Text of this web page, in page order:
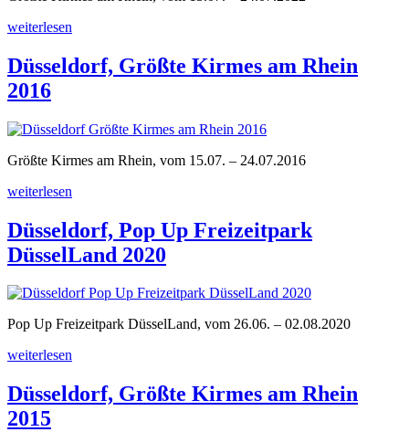
„Düsseldorf,
Kirmes
am
Rhein
weiterlesen
Düsseldorf, Größte Kirmes am Rhein
2016
Größte Kirmes am Rhein, vom 15.07. – 24.07.2016
„Düsseldorf,
Kirmes
am
Rhein
weiterlesen
Düsseldorf, Pop Up Freizeitpark
DüsselLand 2020
Pop Up Freizeitpark DüsselLand, vom 26.06. – 02.08.2020
„Düsseldorf,
Up
Freizeitpark
DüsselLand
weiterlesen
Düsseldorf, Größte Kirmes am Rhein
2015